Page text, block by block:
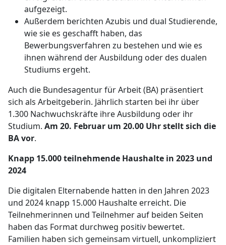
aufgezeigt.
Außerdem berichten Azubis und dual Studierende,
wie sie es geschafft haben, das
Bewerbungsverfahren zu bestehen und wie es
ihnen während der Ausbildung oder des dualen
Studiums ergeht.
Auch die Bundesagentur für Arbeit (BA) präsentiert
sich als Arbeitgeberin. Jährlich starten bei ihr über
1.300 Nachwuchskräfte ihre Ausbildung oder ihr
Studium. Am 20. Februar um 20.00 Uhr stellt sich die
BA vor.
Knapp 15.000 teilnehmende Haushalte in 2023 und
2024
Die digitalen Elternabende hatten in den Jahren 2023
und 2024 knapp 15.000 Haushalte erreicht. Die
Teilnehmerinnen und Teilnehmer auf beiden Seiten
haben das Format durchweg positiv bewertet.
Familien haben sich gemeinsam virtuell, unkompliziert